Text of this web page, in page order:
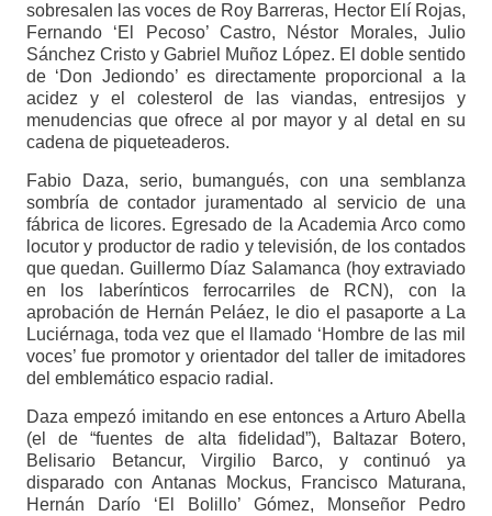
sobresalen las voces de Roy Barreras, Hector Elí Rojas,
Fernando ‘El Pecoso’ Castro, Néstor Morales, Julio
Sánchez Cristo y Gabriel Muñoz López. El doble sentido
de ‘Don Jediondo’ es directamente proporcional a la
acidez y el colesterol de las viandas, entresijos y
menudencias que ofrece al por mayor y al detal en su
cadena de piqueteaderos.
Fabio Daza, serio, bumangués, con una semblanza
sombría de contador juramentado al servicio de una
fábrica de licores. Egresado de la Academia Arco como
locutor y productor de radio y televisión, de los contados
que quedan. Guillermo Díaz Salamanca (hoy extraviado
en los laberínticos ferrocarriles de RCN), con la
aprobación de Hernán Peláez, le dio el pasaporte a La
Luciérnaga, toda vez que el llamado ‘Hombre de las mil
voces’ fue promotor y orientador del taller de imitadores
del emblemático espacio radial.
Daza empezó imitando en ese entonces a Arturo Abella
(el de “fuentes de alta fidelidad”), Baltazar Botero,
Belisario Betancur, Virgilio Barco, y continuó ya
disparado con Antanas Mockus, Francisco Maturana,
Hernán Darío ‘El Bolillo’ Gómez, Monseñor Pedro